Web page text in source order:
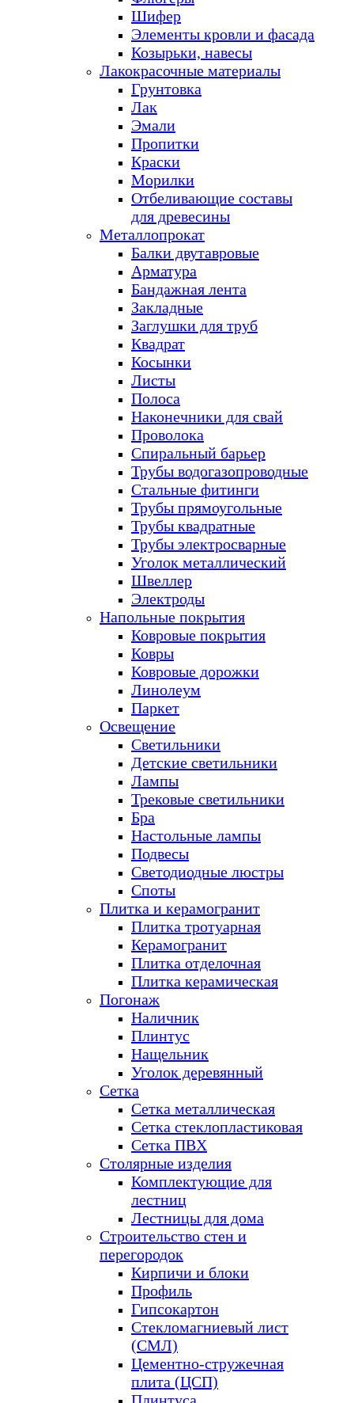
Шифер
Элементы кровли и фасада
Козырьки, навесы
Лакокрасочные материалы
Грунтовка
Лак
Эмали
Пропитки
Краски
Морилки
Отбеливающие составы
для древесины
Металлопрокат
Балки двутавровые
Арматура
Бандажная лента
Закладные
Заглушки для труб
Квадрат
Косынки
Листы
Полоса
Наконечники для свай
Проволока
Спиральный барьер
Трубы водогазопроводные
Стальные фитинги
Трубы прямоугольные
Трубы квадратные
Трубы электросварные
Уголок металлический
Швеллер
Электроды
Напольные покрытия
Ковровые покрытия
Ковры
Ковровые дорожки
Линолеум
Паркет
Освещение
Светильники
Детские светильники
Лампы
Трековые светильники
Бра
Настольные лампы
Подвесы
Светодиодные люстры
Споты
Плитка и керамогранит
Плитка тротуарная
Керамогранит
Плитка отделочная
Плитка керамическая
Погонаж
Наличник
Плинтус
Нащельник
Уголок деревянный
Сетка
Сетка металлическая
Сетка стеклопластиковая
Сетка ПВХ
Столярные изделия
Комплектующие для
лестниц
Лестницы для дома
Строительство стен и
перегородок
Кирпичи и блоки
Профиль
Гипсокартон
Стекломагниевый лист
(СМЛ)
Цементно-стружечная
плита (ЦСП)